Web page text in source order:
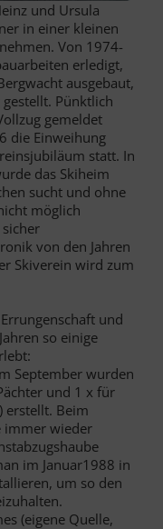
und Ursula
in einer kleinen
Von 1974-
erledigt,
ausgebaut,
Pünktlich
gemeldet
die Einweihung
statt. In
das Skiheim
sucht und ohne
möglich
von den Jahren
Skiverein wird zum
und
so einige
September wurden
und 1 x für
erstellt. Beim
immer wieder
im Januar1988 in
um so den
(eigene Quelle,